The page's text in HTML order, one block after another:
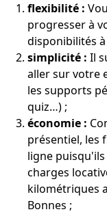
flexibilité :
progresser à
disponibilités à
simplicité : Il
aller sur votre
les supports
quiz…) ;
économie :
présentiel, les
ligne
charges
kilométriques
Bonnes ;